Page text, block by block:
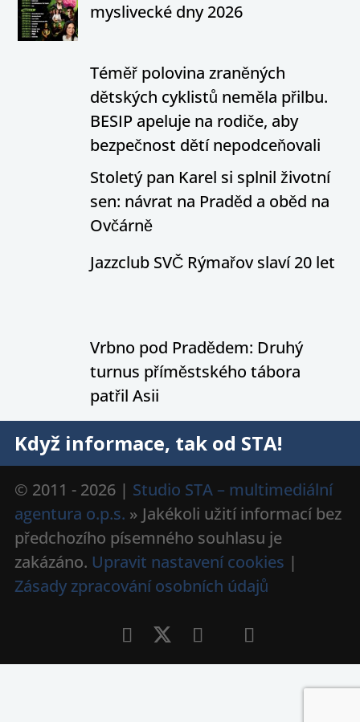
myslivecké dny 2026
Téměř polovina zraněných
dětských cyklistů neměla přilbu.
BESIP apeluje na rodiče, aby
bezpečnost dětí nepodceňovali
Stoletý pan Karel si splnil životní
sen: návrat na Praděd a oběd na
Ovčárně
Jazzclub SVČ Rýmařov slaví 20 let
Vrbno pod Pradědem: Druhý
turnus příměstského tábora
patřil Asii
Když informace, tak od STA!
© 2011 - 2026 | Studio STA – multimediální
agentura o.p.s. » Jakékoli užití informací bez
předchozího písemného souhlasu je
zakázáno. Upravit nastavení cookies |
Zásady zpracování osobních údajů